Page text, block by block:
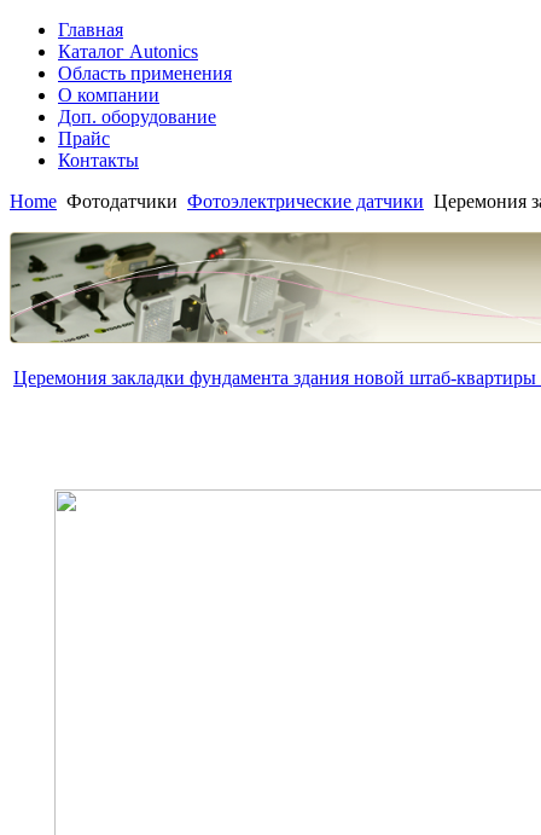
Главная
Каталог Autonics
Область применения
О компании
Доп. оборудование
Прайс
Контакты
Home Фотодатчики Фотоэлектрические датчики Церемония
Церемония закладки фундамента здания новой штаб-